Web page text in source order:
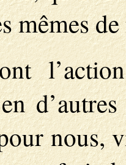
mêmes
nous,